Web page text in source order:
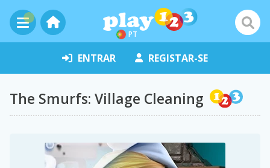
PT
ENTRAR REGISTAR-SE
The Smurfs: Village Cleaning